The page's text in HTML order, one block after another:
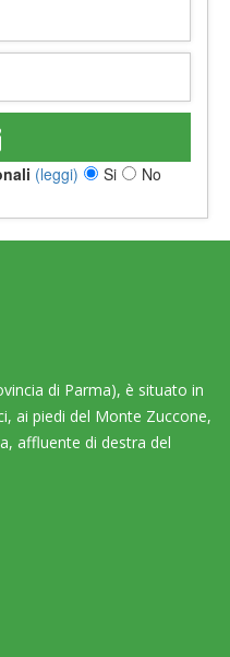
(leggi) Si No
di Parma), è situato in
ai piedi del Monte Zuccone,
affluente di destra del